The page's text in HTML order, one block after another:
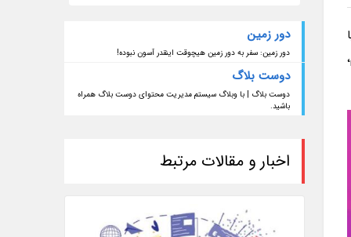
دور زمین
دور زمین: سفر به دور زمین هیچوقت اینقدر آسون نبوده!
دوست بلاگ
دوست بلاگ | با وبلاگ سیستم مدیریت محتوای دوست بلاگ همراه
باشید.
اخبار و مقالات مرتبط